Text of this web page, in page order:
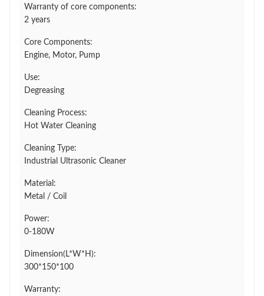
Warranty of core components:
2 years
Core Components:
Engine, Motor, Pump
Use:
Degreasing
Cleaning Process:
Hot Water Cleaning
Cleaning Type:
Industrial Ultrasonic Cleaner
Material:
Metal / Coil
Power:
0-180W
Dimension(L*W*H):
300*150*100
Warranty: